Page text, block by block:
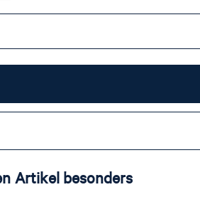
Artikel besonders